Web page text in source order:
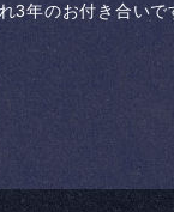
3年のお付き合いで